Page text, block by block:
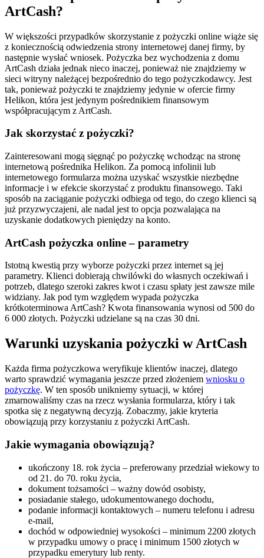
ArtCash?
W większości przypadków skorzystanie z pożyczki online wiąże się
z koniecznością odwiedzenia strony internetowej danej firmy, by
następnie wysłać wniosek. Pożyczka bez wychodzenia z domu
ArtCash działa jednak nieco inaczej, ponieważ nie znajdziemy w
sieci witryny należącej bezpośrednio do tego pożyczkodawcy. Jest
tak, ponieważ pożyczki te znajdziemy jedynie w ofercie firmy
Helikon, która jest jedynym pośrednikiem finansowym
współpracującym z ArtCash.
Jak skorzystać z pożyczki?
Zainteresowani mogą sięgnąć po pożyczkę wchodząc na stronę
internetową pośrednika Helikon. Za pomocą infolinii lub
internetowego formularza można uzyskać wszystkie niezbędne
informacje i w efekcie skorzystać z produktu finansowego. Taki
sposób na zaciąganie pożyczki odbiega od tego, do czego klienci są
już przyzwyczajeni, ale nadal jest to opcja pozwalająca na
uzyskanie dodatkowych pieniędzy na konto.
ArtCash pożyczka online – parametry
Istotną kwestią przy wyborze pożyczki przez internet są jej
parametry. Klienci dobierają chwilówki do własnych oczekiwań i
potrzeb, dlatego szeroki zakres kwot i czasu spłaty jest zawsze mile
widziany. Jak pod tym względem wypada pożyczka
krótkoterminowa ArtCash? Kwota finansowania wynosi od 500 do
6 000 złotych. Pożyczki udzielane są na czas 30 dni.
Warunki uzyskania pożyczki w ArtCash
Każda firma pożyczkowa weryfikuje klientów inaczej, dlatego
warto sprawdzić wymagania jeszcze przed złożeniem wniosku o
pożyczkę. W ten sposób unikniemy sytuacji, w której
zmarnowaliśmy czas na rzecz wysłania formularza, który i tak
spotka się z negatywną decyzją. Zobaczmy, jakie kryteria
obowiązują przy korzystaniu z pożyczki ArtCash.
Jakie wymagania obowiązują?
ukończony 18. rok życia – preferowany przedział wiekowy to
od 21. do 70. roku życia,
dokument tożsamości – ważny dowód osobisty,
posiadanie stałego, udokumentowanego dochodu,
podanie informacji kontaktowych – numeru telefonu i adresu
e-mail,
dochód w odpowiedniej wysokości – minimum 2200 złotych
w przypadku umowy o pracę i minimum 1500 złotych w
przypadku emerytury lub renty.